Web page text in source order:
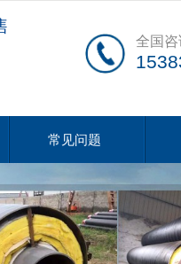
全国
常见问题